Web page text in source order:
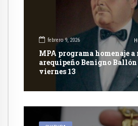
febrero 9, 2026
MPA programa homenaje a
arequipeño Benigno
viernes 13